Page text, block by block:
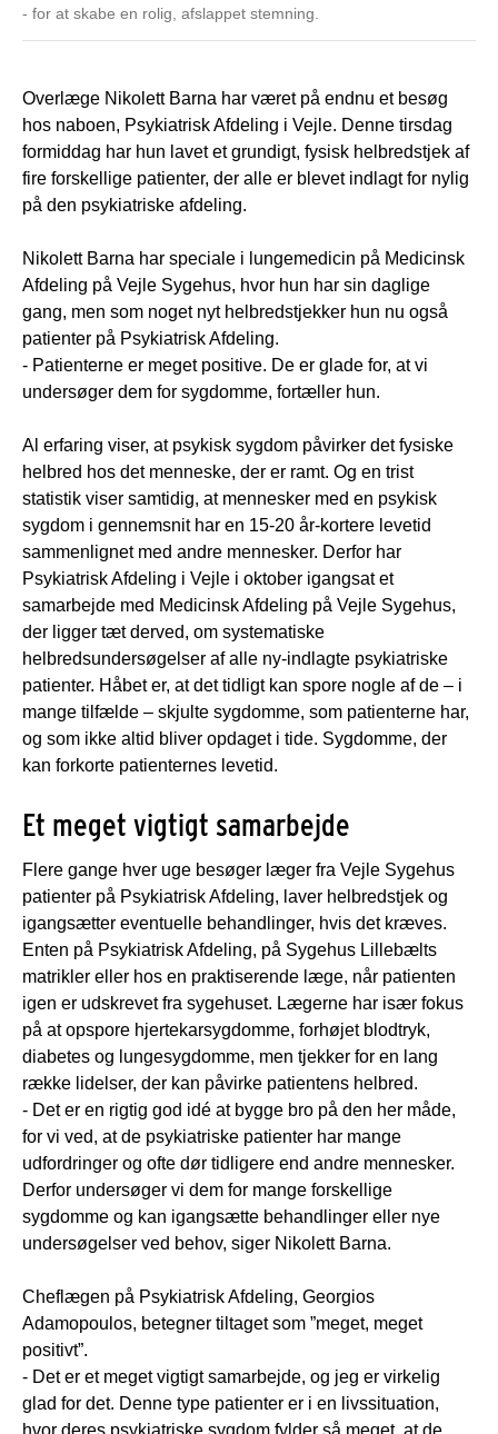
- for at skabe en rolig, afslappet stemning.
Overlæge Nikolett Barna har været på endnu et besøg
hos naboen, Psykiatrisk Afdeling i Vejle. Denne tirsdag
formiddag har hun lavet et grundigt, fysisk helbredstjek af
fire forskellige patienter, der alle er blevet indlagt for nylig
på den psykiatriske afdeling.
Nikolett Barna har speciale i lungemedicin på Medicinsk
Afdeling på Vejle Sygehus, hvor hun har sin daglige
gang, men som noget nyt helbredstjekker hun nu også
patienter på Psykiatrisk Afdeling.
- Patienterne er meget positive. De er glade for, at vi
undersøger dem for sygdomme, fortæller hun.
Al erfaring viser, at psykisk sygdom påvirker det fysiske
helbred hos det menneske, der er ramt. Og en trist
statistik viser samtidig, at mennesker med en psykisk
sygdom i gennemsnit har en 15-20 år-kortere levetid
sammenlignet med andre mennesker. Derfor har
Psykiatrisk Afdeling i Vejle i oktober igangsat et
samarbejde med Medicinsk Afdeling på Vejle Sygehus,
der ligger tæt derved, om systematiske
helbredsundersøgelser af alle ny-indlagte psykiatriske
patienter. Håbet er, at det tidligt kan spore nogle af de – i
mange tilfælde – skjulte sygdomme, som patienterne har,
og som ikke altid bliver opdaget i tide. Sygdomme, der
kan forkorte patienternes levetid.
Et meget vigtigt samarbejde
Flere gange hver uge besøger læger fra Vejle Sygehus
patienter på Psykiatrisk Afdeling, laver helbredstjek og
igangsætter eventuelle behandlinger, hvis det kræves.
Enten på Psykiatrisk Afdeling, på Sygehus Lillebælts
matrikler eller hos en praktiserende læge, når patienten
igen er udskrevet fra sygehuset. Lægerne har især fokus
på at opspore hjertekarsygdomme, forhøjet blodtryk,
diabetes og lungesygdomme, men tjekker for en lang
række lidelser, der kan påvirke patientens helbred.
- Det er en rigtig god idé at bygge bro på den her måde,
for vi ved, at de psykiatriske patienter har mange
udfordringer og ofte dør tidligere end andre mennesker.
Derfor undersøger vi dem for mange forskellige
sygdomme og kan igangsætte behandlinger eller nye
undersøgelser ved behov, siger Nikolett Barna.
Cheflægen på Psykiatrisk Afdeling, Georgios
Adamopoulos, betegner tiltaget som ”meget, meget
positivt”.
- Det er et meget vigtigt samarbejde, og jeg er virkelig
glad for det. Denne type patienter er i en livssituation,
hvor deres psykiatriske sygdom fylder så meget, at de